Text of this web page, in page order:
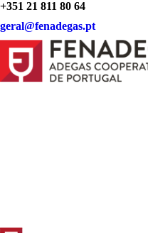
+351 21 811 80 64
geral@fenadegas.pt